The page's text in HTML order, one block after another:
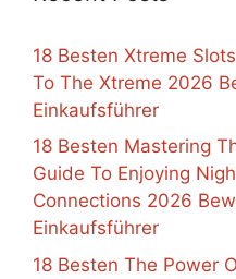
18 Besten Xtreme
To The Xtreme 2026
Einkaufsführer
18 Besten Mastering
Guide To Enjoying
Connections 2026
Einkaufsführer
18 Besten The Power